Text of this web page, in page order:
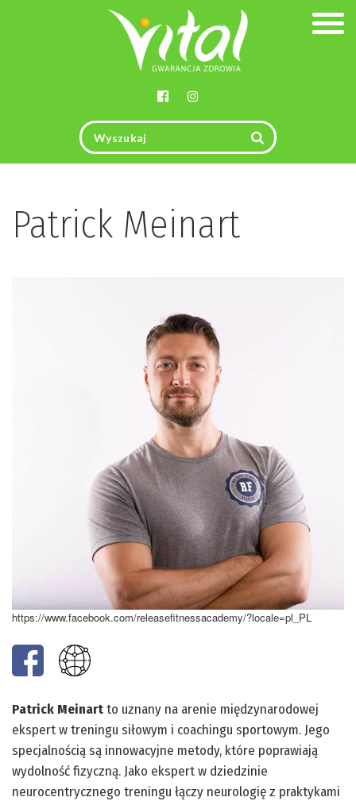
Patrick Meinart
https://www.facebook.com/releasefitnessacademy/?locale=pl_PL
Patrick Meinartto uznany na arenie międzynarodowej
ekspert w treningu siłowym i coachingu sportowym. Jego
specjalnością są innowacyjne metody, które poprawiają
wydolność fizyczną. Jako ekspert w dziedzinie
neurocentrycznego treningu łączy neurologię z praktykami